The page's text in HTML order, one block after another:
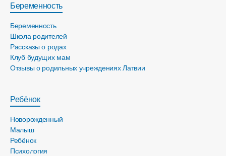
Беременность
Беременность
Школа родителей
Рассказы о родах
Клуб будущих мам
Отзывы о родильных учреждениях Латвии
Ребёнок
Новорожденный
Малыш
Ребёнок
Психология